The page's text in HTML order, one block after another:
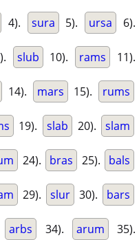
4). sura 5). ursa 6).
slub 10). rams 11).
14). mars 15). rums
19). slab 20). slam
24). bras 25). bals
29). slur 30). bars
arbs 34). arum 35).